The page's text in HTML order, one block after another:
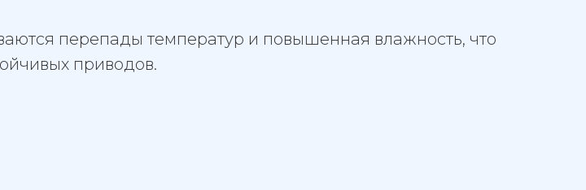
перепады температур и повышенная влажность, что
приводов.